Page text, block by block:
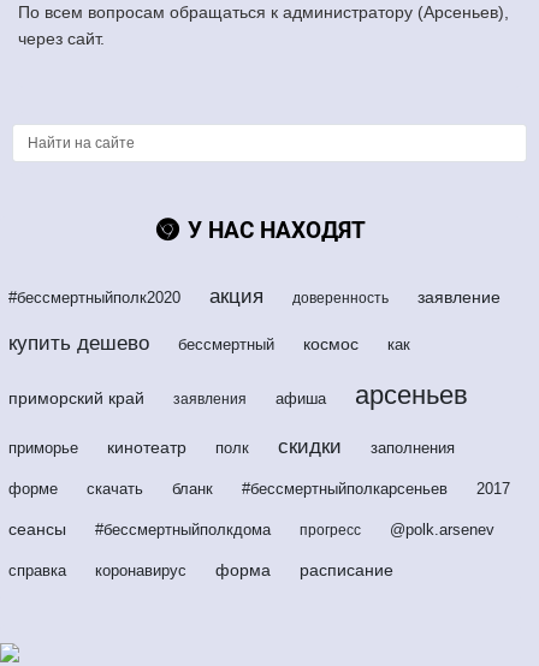
По всем вопросам обращаться к администратору (Арсеньев),
через сайт.
У НАС НАХОДЯТ
#бессмертныйполк2020 акция доверенность заявление
купить дешево бессмертный космос как
приморский край заявления афиша арсеньев
приморье кинотеатр полк скидки заполнения
форме скачать бланк #бессмертныйполкарсеньев 2017
сеансы #бессмертныйполкдома прогресс @polk.arsenev
справка коронавирус форма расписание